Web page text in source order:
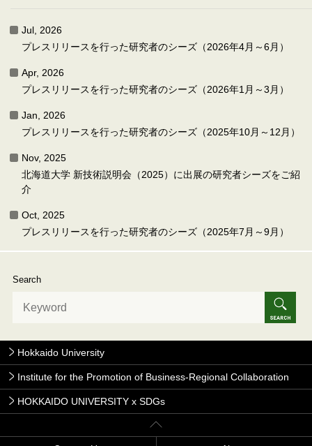
Jul, 2026
プレスリリースを行った研究者のシーズ（2026年4月～6月）
Apr, 2026
プレスリリースを行った研究者のシーズ（2026年1月～3月）
Jan, 2026
プレスリリースを行った研究者のシーズ（2025年10月～12月）
Nov, 2025
北海道大学 新技術説明会（2025）に出展の研究者シーズをご紹
介
Oct, 2025
プレスリリースを行った研究者のシーズ（2025年7月～9月）
Search
Hokkaido University
Institute for the Promotion of Business-Regional Collaboration
HOKKAIDO UNIVERSITY x SDGs